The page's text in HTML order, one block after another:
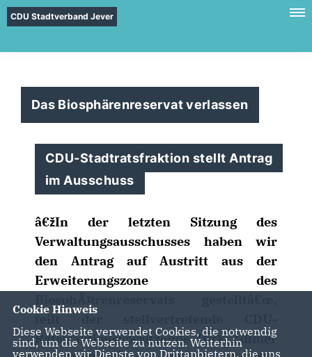
CDU Stadtverband Jever
Das Biosphärenreservat verlassen
CDU-Stadtratsfraktion stellt Antrag
im Ausschuss
žIn der letzten Sitzung des
Verwaltungsausschusses haben wir
den Antrag auf Austritt aus der
Erweiterungszone des
Ratsfraktionsvorsitzende Dirk Zillmer
Cookie Hinweis
Diese Webseite verwendet Cookies, die notwendig
sind, um die Webseite zu nutzen. Weiterhin
verwenden wir Dienste von Drittanbietern, die uns